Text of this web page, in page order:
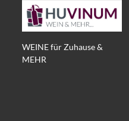
WEINE für Zuhause &
MEHR